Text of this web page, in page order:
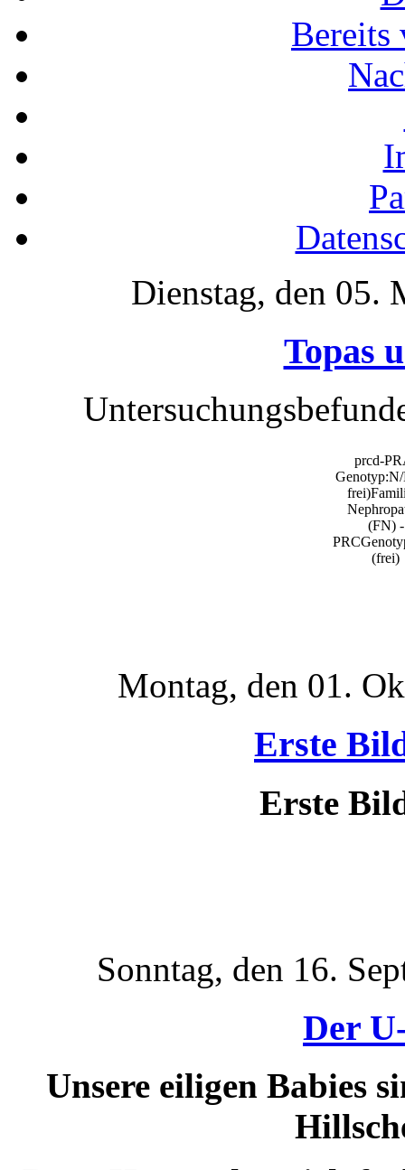
Bereits
Dienstag, den 05.
Topas
prcd-
(FN) -
(frei)
Montag, den 01.
Erste
Erste
Sonntag, den 16.
Der
Unsere eiligen Babies